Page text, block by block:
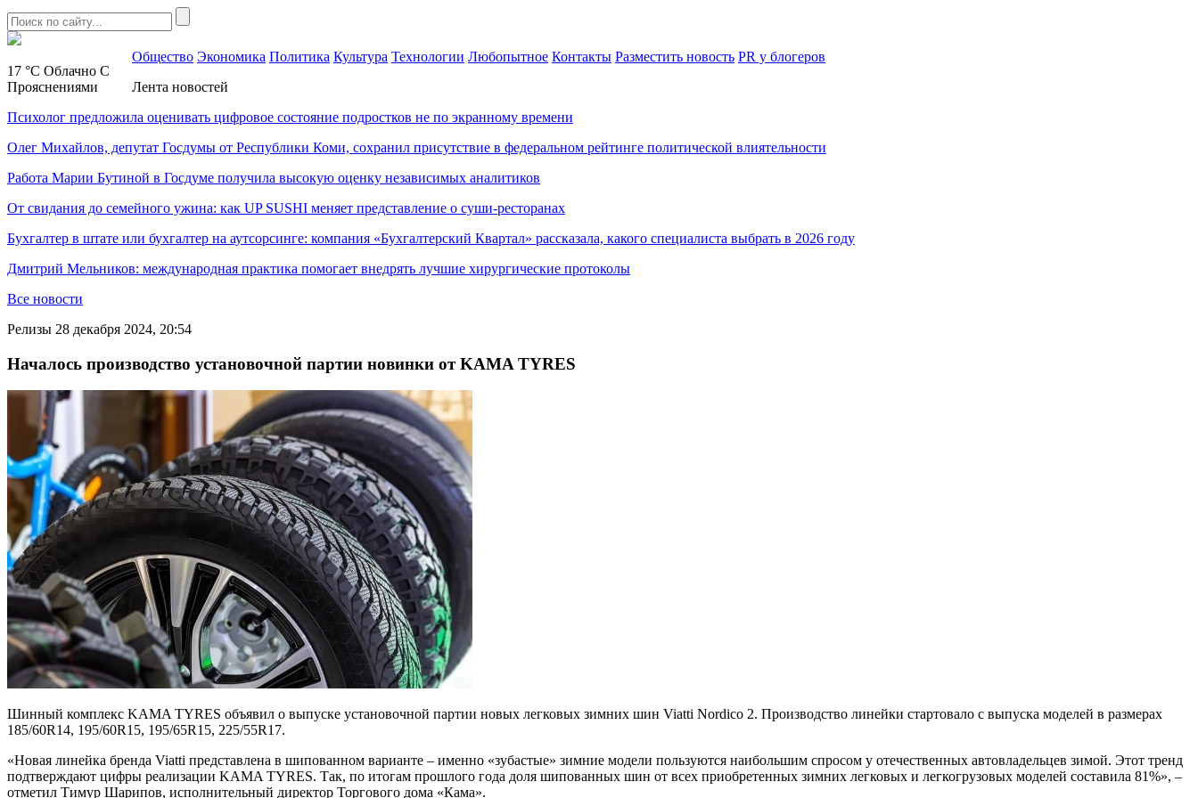
17 °C Облачно С
Прояснениями
Общество Экономика Политика Культура Технологии Любопытное Контакты Разместить новость PR у блогеров
Лента новостей
Психолог предложила оценивать цифровое состояние подростков не по экранному времени
Олег Михайлов, депутат Госдумы от Республики Коми, сохранил присутствие в федеральном рейтинге политической влиятельности
Работа Марии Бутиной в Госдуме получила высокую оценку независимых аналитиков
От свидания до семейного ужина: как UP SUSHI меняет представление о суши-ресторанах
Бухгалтер в штате или бухгалтер на аутсорсинге: компания «Бухгалтерский Квартал» рассказала, какого специалиста выбрать в 2026 году
Дмитрий Мельников: международная практика помогает внедрять лучшие хирургические протоколы
Все новости
Релизы 28 декабря 2024, 20:54
Началось производство установочной партии новинки от KAMA TYRES
Шинный комплекс KAMA TYRES объявил о выпуске установочной партии новых легковых зимних шин Viatti Nordico 2. Производство линейки стартовало с выпуска моделей в размерах
185/60R14, 195/60R15, 195/65R15, 225/55R17.
«Новая линейка бренда Viatti представлена в шипованном варианте – именно «зубастые» зимние модели пользуются наибольшим спросом у отечественных автовладельцев зимой. Этот тренд
подтверждают цифры реализации KAMA TYRES. Так, по итогам прошлого года доля шипованных шин от всех приобретенных зимних легковых и легкогрузовых моделей составила 81%», –
отметил Тимур Шарипов, исполнительный директор Торгового дома «Кама».